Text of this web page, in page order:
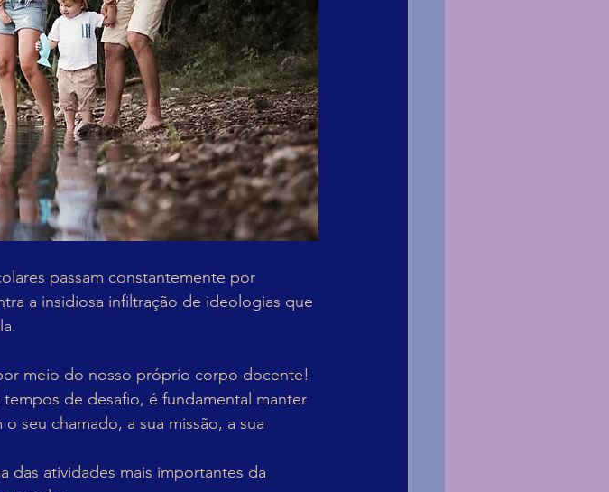
passam constantemente por
a insidiosa infiltração de ideologias que
meio do nosso próprio corpo docente!
de desafio, é fundamental manter
seu chamado, a sua missão, a sua
das atividades mais importantes da